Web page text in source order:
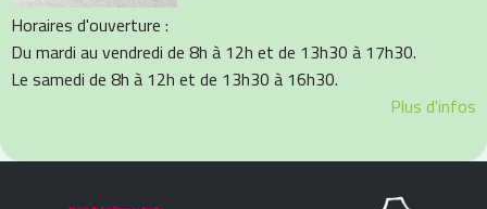
Horaires d'ouverture :
Du mardi au vendredi de 8h à 12h et de 13h30 à 17h30.
Le samedi de 8h à 12h et de 13h30 à 16h30.
Plus d'infos